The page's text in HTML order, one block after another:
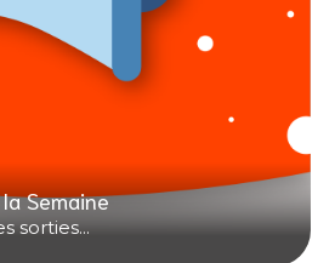
Semaine
sorties...